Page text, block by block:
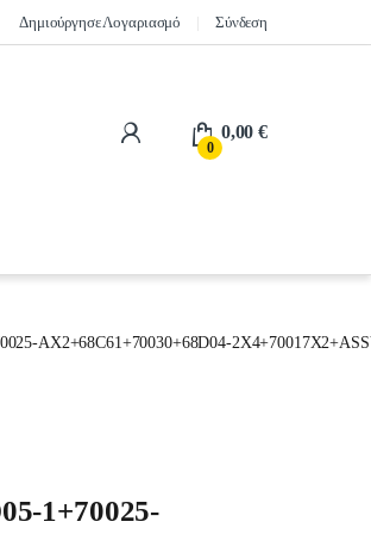
Δημιούργησε Λογαριασμό Σύνδεση
0
0,00€
AX2+68C61+70030+68D04-
1+70025-